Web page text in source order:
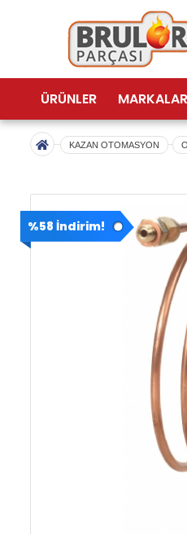
ÜRÜNLER MARKALAR
KAZAN OTOMASYON
%58 İndirim!